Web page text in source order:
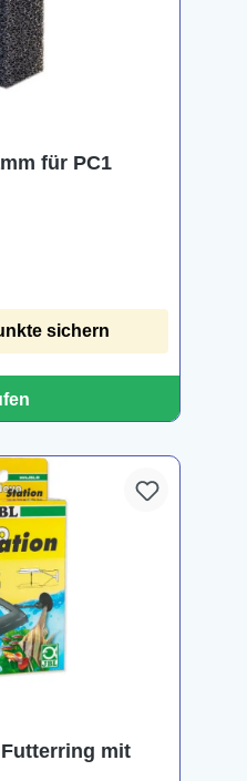
für PC1
sichern
mit